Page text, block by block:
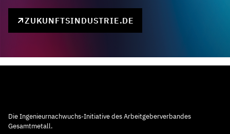
ZUKUNFTSINDUSTRIE.DE
Die Ingenieurnachwuchs-Initiative des Arbeitgeberverbandes
Gesamtmetall.